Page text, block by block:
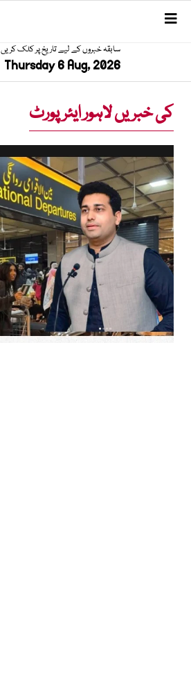
سابقہ خبروں کے لیے تاریخ پر کلک کریں
Thursday 6 Aug, 2026
کی خبریں لاہور ایئرپورٹ